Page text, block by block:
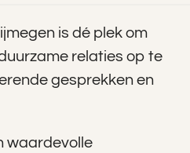
is dé plek om
relaties op te
gesprekken en
waardevolle